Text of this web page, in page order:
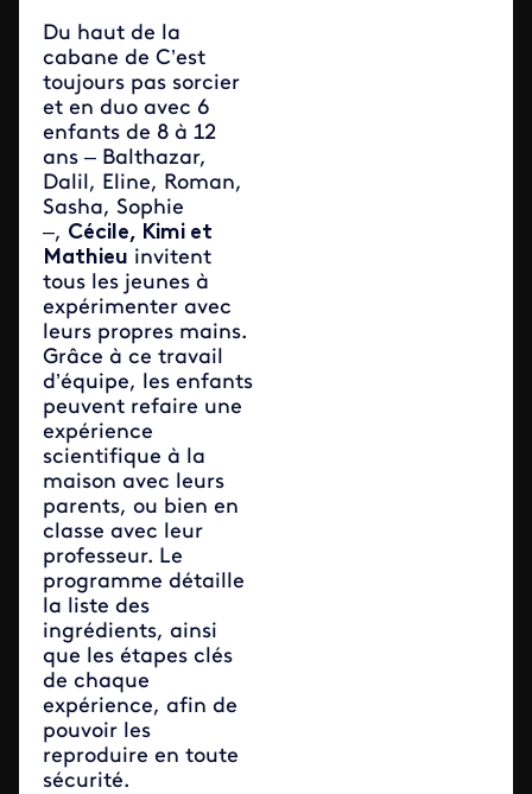
Du haut de la
cabane de C’est
toujours pas sorcier
et en duo avec 6
enfants de 8 à 12
ans – Balthazar,
Dalil, Eline, Roman,
Sasha, Sophie
–, Cécile, Kimi et
Mathieu invitent
tous les jeunes à
expérimenter avec
leurs propres mains.
Grâce à ce travail
d’équipe, les enfants
peuvent refaire une
expérience
scientifique à la
maison avec leurs
parents, ou bien en
classe avec leur
professeur. Le
programme détaille
la liste des
ingrédients, ainsi
que les étapes clés
de chaque
expérience, afin de
pouvoir les
reproduire en toute
sécurité.